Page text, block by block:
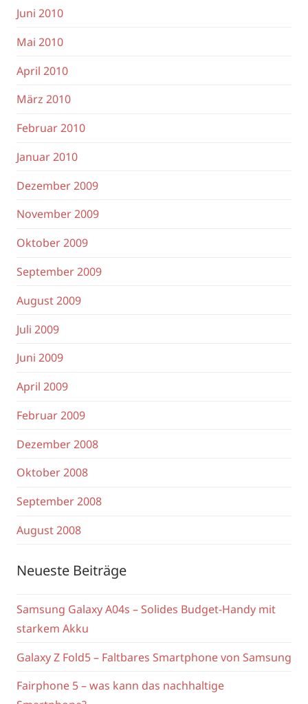
Juni 2010
Mai 2010
April 2010
März 2010
Februar 2010
Januar 2010
Dezember 2009
November 2009
Oktober 2009
September 2009
August 2009
Juli 2009
Juni 2009
April 2009
Februar 2009
Dezember 2008
Oktober 2008
September 2008
August 2008
Neueste Beiträge
Samsung Galaxy A04s – Solides Budget-Handy mit
starkem Akku
Galaxy Z Fold5 – Faltbares Smartphone von Samsung
Fairphone 5 – was kann das nachhaltige